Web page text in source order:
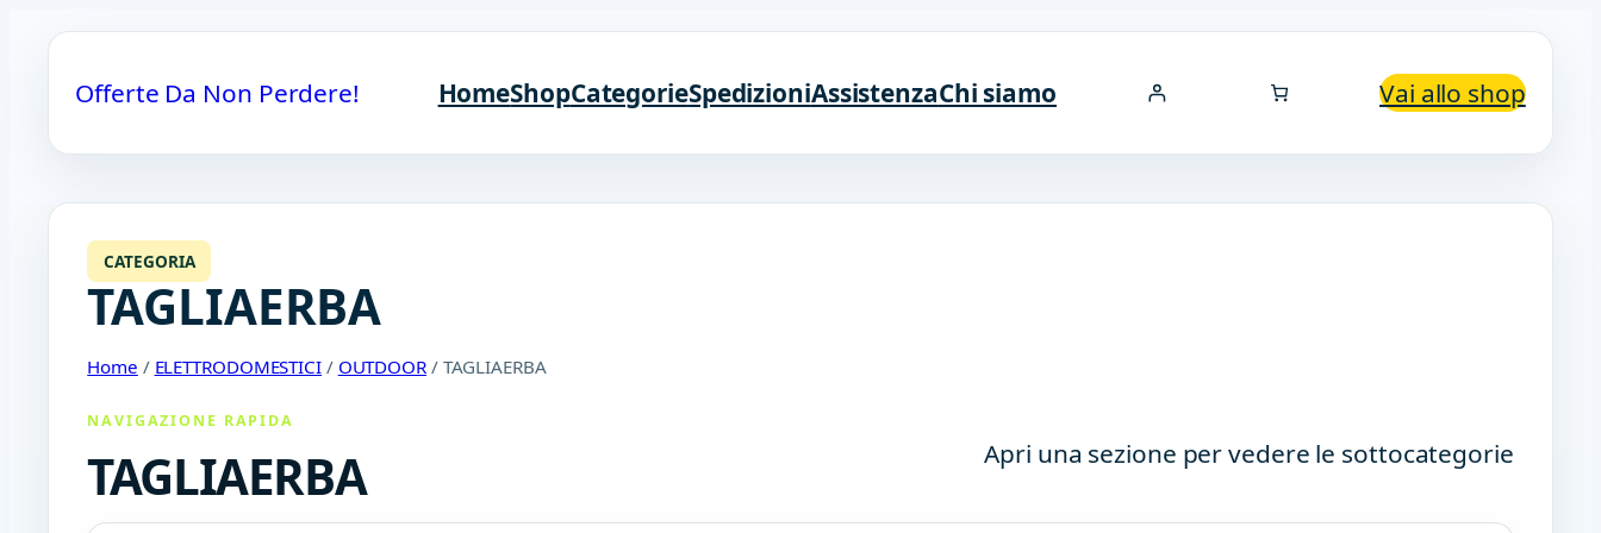
Offerte Da Non Perdere! HomeShopCategorieSpedizioniAssistenzaChi siamo Vai allo shop
CATEGORIA
TAGLIAERBA
Home / ELETTRODOMESTICI/ OUTDOOR/ TAGLIAERBA
NAVIGAZIONE RAPIDA
TAGLIAERBA Apri una sezione per vedere le sottocategorie